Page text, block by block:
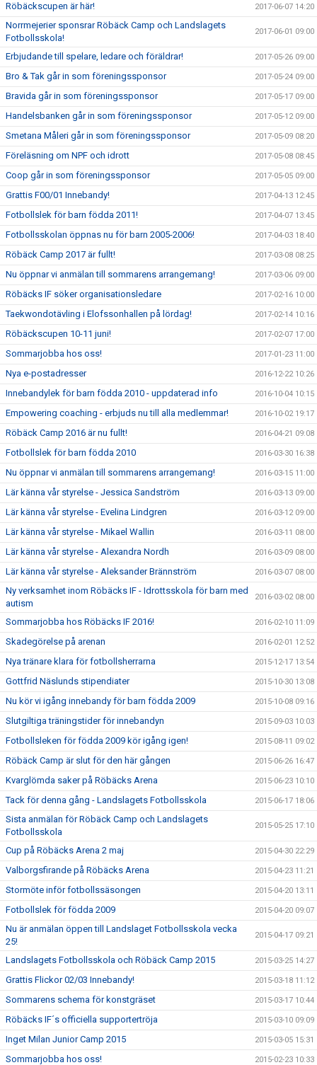
Röbäckscupen är här! 2017-06-07 14:20
Norrmejerier sponsrar Röbäck Camp och Landslagets
Fotbollsskola!
2017-06-01 09:00
Erbjudande till spelare, ledare och föräldrar! 2017-05-26 09:00
Bro & Tak går in som föreningssponsor 2017-05-24 09:00
Bravida går in som föreningssponsor 2017-05-17 09:00
Handelsbanken går in som föreningssponsor 2017-05-12 09:00
Smetana Måleri går in som föreningssponsor 2017-05-09 08:20
Föreläsning om NPF och idrott 2017-05-08 08:45
Coop går in som föreningssponsor 2017-05-05 09:00
Grattis F00/01 Innebandy! 2017-04-13 12:45
Fotbollslek för barn födda 2011! 2017-04-07 13:45
Fotbollsskolan öppnas nu för barn 2005-2006! 2017-04-03 18:40
Röbäck Camp 2017 är fullt! 2017-03-08 08:25
Nu öppnar vi anmälan till sommarens arrangemang! 2017-03-06 09:00
Röbäcks IF söker organisationsledare 2017-02-16 10:00
Taekwondotävling i Elofssonhallen på lördag! 2017-02-14 10:16
Röbäckscupen 10-11 juni! 2017-02-07 17:00
Sommarjobba hos oss! 2017-01-23 11:00
Nya e-postadresser 2016-12-22 10:26
Innebandylek för barn födda 2010 - uppdaterad info 2016-10-04 10:15
Empowering coaching - erbjuds nu till alla medlemmar! 2016-10-02 19:17
Röbäck Camp 2016 är nu fullt! 2016-04-21 09:08
Fotbollslek för barn födda 2010 2016-03-30 16:38
Nu öppnar vi anmälan till sommarens arrangemang! 2016-03-15 11:00
Lär känna vår styrelse - Jessica Sandström 2016-03-13 09:00
Lär känna vår styrelse - Evelina Lindgren 2016-03-12 09:00
Lär känna vår styrelse - Mikael Wallin 2016-03-11 08:00
Lär känna vår styrelse - Alexandra Nordh 2016-03-09 08:00
Lär känna vår styrelse - Aleksander Brännström 2016-03-07 08:00
Ny verksamhet inom Röbäcks IF - Idrottsskola för barn med
autism
2016-03-02 08:00
Sommarjobba hos Röbäcks IF 2016! 2016-02-10 11:09
Skadegörelse på arenan 2016-02-01 12:52
Nya tränare klara för fotbollsherrarna 2015-12-17 13:54
Gottfrid Näslunds stipendiater 2015-10-30 13:08
Nu kör vi igång innebandy för barn födda 2009 2015-10-08 09:16
Slutgiltiga träningstider för innebandyn 2015-09-03 10:03
Fotbollsleken för födda 2009 kör igång igen! 2015-08-11 09:02
Röbäck Camp är slut för den här gången 2015-06-26 16:47
Kvarglömda saker på Röbäcks Arena 2015-06-23 10:10
Tack för denna gång - Landslagets Fotbollsskola 2015-06-17 18:06
Sista anmälan för Röbäck Camp och Landslagets
Fotbollsskola
2015-05-25 17:10
Cup på Röbäcks Arena 2 maj 2015-04-30 22:29
Valborgsfirande på Röbäcks Arena 2015-04-23 11:21
Stormöte inför fotbollssäsongen 2015-04-20 13:11
Fotbollslek för födda 2009 2015-04-20 09:07
Nu är anmälan öppen till Landslaget Fotbollsskola vecka
25!
2015-04-17 09:21
Landslagets Fotbollsskola och Röbäck Camp 2015 2015-03-25 14:27
Grattis Flickor 02/03 Innebandy! 2015-03-18 11:12
Sommarens schema för konstgräset 2015-03-17 10:44
Röbäcks IF´s officiella supportertröja 2015-03-10 09:09
Inget Milan Junior Camp 2015 2015-03-05 15:31
Sommarjobba hos oss! 2015-02-23 10:33